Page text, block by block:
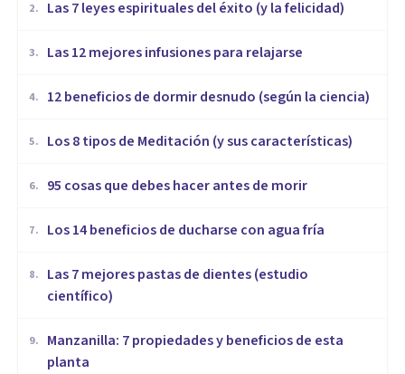
2. Las 7 leyes espirituales del éxito (y la felicidad)
3. ​Las 12 mejores infusiones para relajarse
4. 12 beneficios de dormir desnudo (según la ciencia)
5. Los 8 tipos de Meditación (y sus características)
6. 95 cosas que debes hacer antes de morir
7. Los 14 beneficios de ducharse con agua fría
8.
Las 7 mejores pastas de dientes (estudio
científico)
9.
Manzanilla: 7 propiedades y beneficios de esta
planta